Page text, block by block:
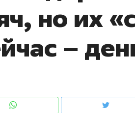
но их
–
клиентах и чудных